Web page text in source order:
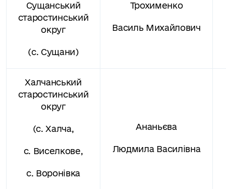
Сущанський
старостинський
округ
(с. Сущани)
Трохименко
Василь Михайлович
Халчанський
старостинський
округ
(с. Халча,
с. Виселкове,
с. Воронівка
Ананьєва
Людмила Василівна